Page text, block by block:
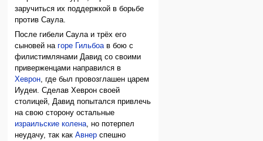
заручиться их поддержкой в борьбе
против Саула.
После гибели Саула и трёх его
сыновей нагоре Гильбоав бою с
филистимлянами Давид со своими
приверженцами направился в
Хеврон, где был провозглашен царем
Иудеи. Сделав Хеврон своей
столицей, Давид попытался привлечь
на свою сторону остальные
израильские колена, но потерпел
неудачу, так какАвнер спешно